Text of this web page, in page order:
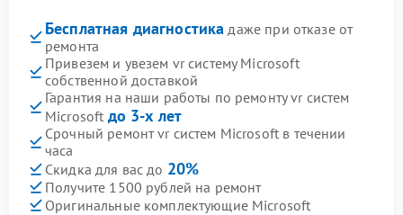
Бесплатная диагностика даже при отказе от
ремонта
Привезем и увезем vr систему Microsoft
собственной доставкой
Гарантия на наши работы по ремонту vr систем
Microsoft до 3-х лет
Срочный ремонт vr систем Microsoft в течении
часа
Скидка для вас до 20%
Получите 1500 рублей на ремонт
Оригинальные комплектующие Microsoft